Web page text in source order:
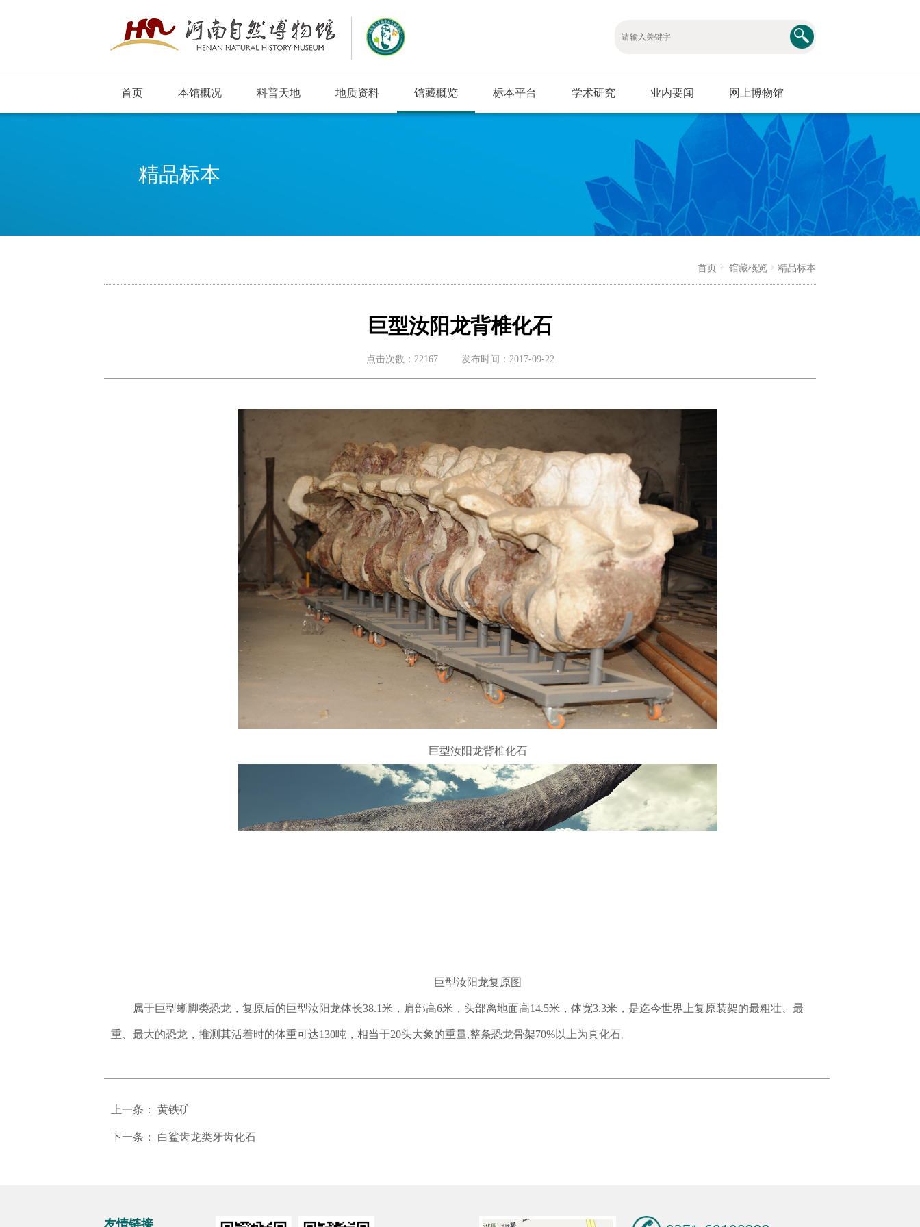
首页 本馆概况 科普天地 地质资料 馆藏概览 标本平台 学术研究 业内要闻 网上博物馆
精品标本
首页 馆藏概览 精品标本
巨型汝阳龙背椎化石
点击次数：22167 发布时间：2017-09-22
巨型汝阳龙背椎化石
巨型汝阳龙复原图
属于巨型蜥脚类恐龙，复原后的巨型汝阳龙体长38.1米，肩部高6米，头部离地面高14.5米，体宽3.3米，是迄今世界上复原装架的最粗壮、最
重、最大的恐龙，推测其活着时的体重可达130吨，相当于20头大象的重量,整条恐龙骨架70%以上为真化石。
上一条： 黄铁矿
下一条： 白鲨齿龙类牙齿化石
友情链接